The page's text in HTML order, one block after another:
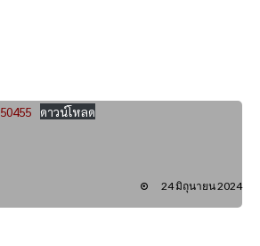
ดาวน์โหลด
24 มิถุนายน 2024